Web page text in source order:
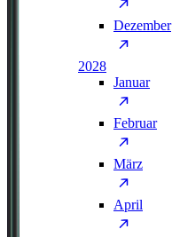
Dezember
2028
Januar
Februar
März
April